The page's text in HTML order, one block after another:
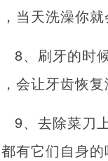
当天洗澡你就
8、刷牙的时
会让牙齿恢复
9、去除菜刀
有它们自身